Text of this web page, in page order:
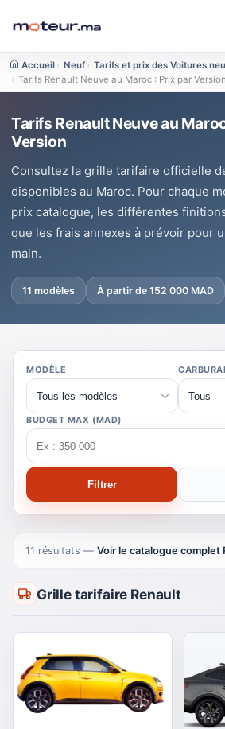
Accueil › Neuf › Tarifs et prix des Voitures
› Tarifs Renault Neuve au Maroc : Prix par Version
Tarifs Renault Neuve au
Version
Consultez la grille tarifaire officielle
disponibles au Maroc. Pour chaque
prix catalogue, les différentes
que les frais annexes à prévoir pour
main.
11 modèles À partir de 152 000 MAD
MODÈLE
BUDGET MAX (MAD)
Filtrer
11 résultats — Voir le catalogue complet
Grille tarifaire Renault